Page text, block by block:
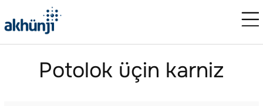
Potolok üçin karniz